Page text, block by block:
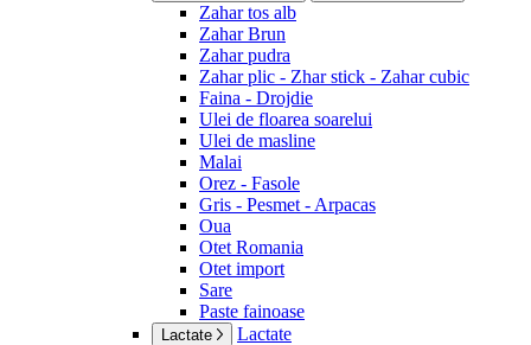
Zahar tos alb
Zahar Brun
Zahar pudra
Zahar plic - Zhar stick - Zahar cubic
Faina - Drojdie
Ulei de floarea soarelui
Ulei de masline
Malai
Orez - Fasole
Gris - Pesmet - Arpacas
Oua
Otet Romania
Otet import
Sare
Paste fainoase
Lactate Lactate